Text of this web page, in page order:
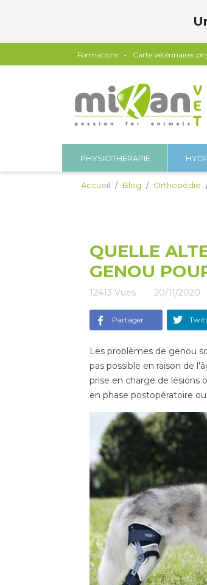
Formations Carte vétérinaires
PHYSIOTHÉRAPIE
Accueil Blog Orthopédie
QUELLE
GENOU
12413 Vues 20/11/2020
Partager
Les problèmes de genou
pas possible en raison de
prise en charge de lésions
en phase postopératoire